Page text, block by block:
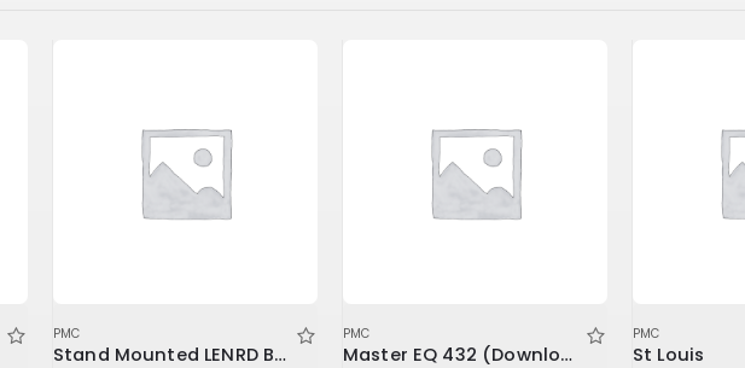
PMC
Stand Mounted LENRD Bass Trap, 4-Pack 30x30x121cm
PMC
Master EQ 432 (Download)
PMC
St Louis